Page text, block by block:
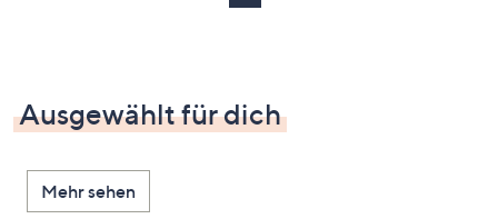
Ausgewählt für dich
Mehr sehen